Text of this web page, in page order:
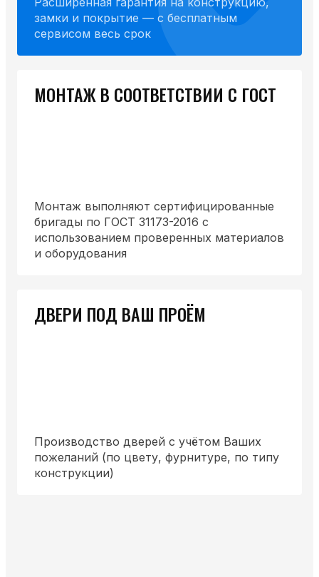
замки и покрытие — с бесплатным
сервисом весь срок
МОНТАЖ В СООТВЕТСТВИИ С ГОСТ
Монтаж выполняют сертифицированные
бригады по ГОСТ 31173-2016 с
использованием проверенных материалов
и оборудования
ДВЕРИ ПОД ВАШ ПРОЁМ
Производство дверей с учётом Ваших
пожеланий (по цвету, фурнитуре, по типу
конструкции)